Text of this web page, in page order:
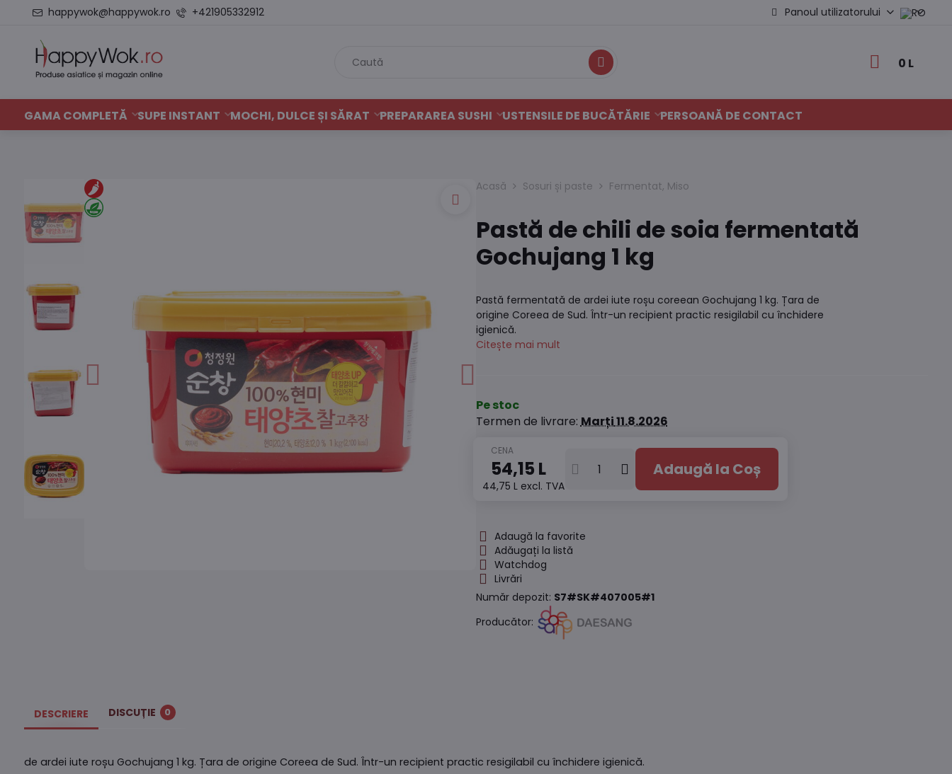
happywok@happywok.ro +421905332912 Panoul utilizatorului
Caută 0 L
GAMA COMPLETĂ SUPE INSTANT MOCHI, DULCE ȘI SĂRAT PREPARAREA SUSHI USTENSILE DE BUCĂTĂRIE PERSOANĂ DE CONTACT
Acasă Sosuri și paste Fermentat, Miso
Pastă de chili de soia fermentată
Gochujang 1 kg
Pastă fermentată de ardei iute roșu coreean Gochujang 1 kg. Țara de
origine Coreea de Sud. Într-un recipient practic resigilabil cu închidere
igienică.
Citește mai mult
Pe stoc
Termen de livrare:Marți11.8.2026
54,15 L
44,75 L excl. TVA
Adaugă la Coș
Adaugă la favorite
Adăugați la listă
Watchdog
Livrări
Număr depozit: S7#SK#407005#1
Producător:
DESCRIERE DISCUȚIE 0
de ardei iute roșu Gochujang 1 kg. Țara de origine Coreea de Sud. Într-un recipient practic resigilabil cu închidere igienică.